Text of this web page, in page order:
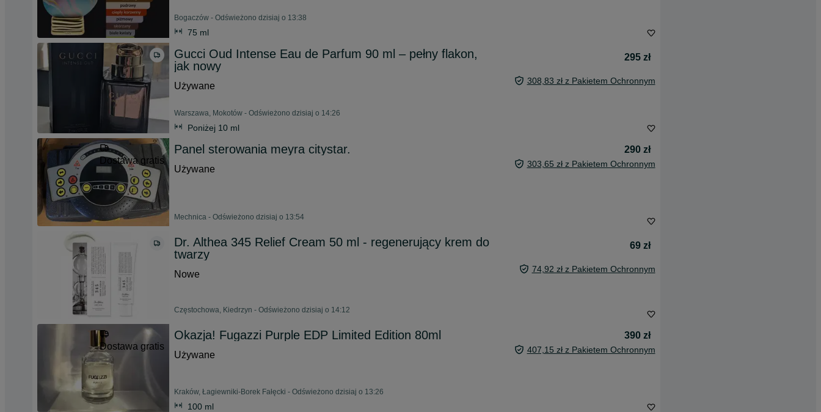
Bogaczów - Odświeżono dzisiaj o 13:38
75 ml
Gucci Oud Intense Eau de Parfum 90 ml – pełny flakon,
jak nowy
295 zł
Używane 308,83 zł z Pakietem Ochronnym
Warszawa, Mokotów - Odświeżono dzisiaj o 14:26
Poniżej 10 ml
Dostawa gratis
Panel sterowania meyra citystar.
290 zł
Używane
303,65 zł z Pakietem Ochronnym
Mechnica - Odświeżono dzisiaj o 13:54
Dr. Althea 345 Relief Cream 50 ml - regenerujący krem do
twarzy
69 zł
Nowe 74,92 zł z Pakietem Ochronnym
Częstochowa, Kiedrzyn - Odświeżono dzisiaj o 14:12
Dostawa gratis
Okazja! Fugazzi Purple EDP Limited Edition 80ml
390 zł
Używane
407,15 zł z Pakietem Ochronnym
Kraków, Łagiewniki-Borek Fałęcki - Odświeżono dzisiaj o 13:26
100 ml